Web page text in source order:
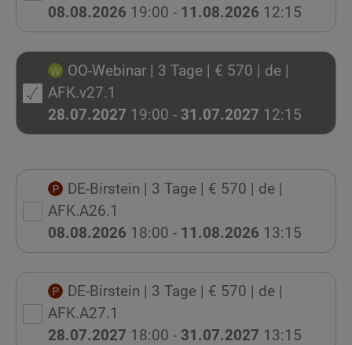
08.08.2026 19:00 - 11.08.2026 12:15
OO-Webinar | 3 Tage | € 570 | de |
AFK.v27.1
28.07.2027 19:00 - 31.07.2027 12:15
DE-Birstein | 3 Tage | € 570 | de |
AFK.A26.1
08.08.2026 18:00 - 11.08.2026 13:15
DE-Birstein | 3 Tage | € 570 | de |
AFK.A27.1
28.07.2027 18:00 - 31.07.2027 13:15